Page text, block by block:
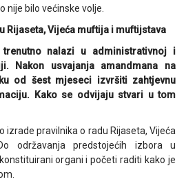
nije bilo većinske volje.
Rijaseta, Vijeća muftija i muftijstava
trenutno nalazi u administrativnoj i
Nakon usvajanja amandmana na
od šest mjeseci izvršiti zahtjevnu
Kako se odvijaju stvari u tom
izrade pravilnika o radu Rijaseta, Vijeća
održavanja predstojećih izbora u
organi i početi raditi kako je